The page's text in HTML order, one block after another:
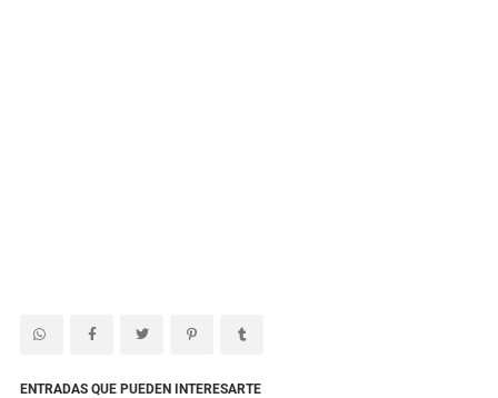
ENTRADAS QUE PUEDEN INTERESARTE